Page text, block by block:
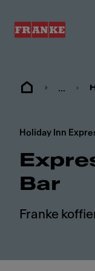
...
Holiday Inn
Bar
Franke